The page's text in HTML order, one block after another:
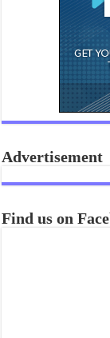
Advertisement
Find us on